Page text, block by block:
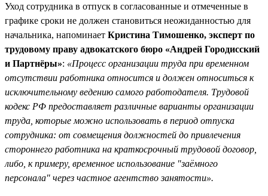
Уход сотрудника в отпуск в согласованные и отмеченные в
графике сроки не должен становиться неожиданностью для
начальника, напоминает Кристина Тимошенко, эксперт по
трудовому праву адвокатского бюро «Андрей Городисский
и Партнёры»: «Процесс организации труда при временном
отсутствии работника относится и должен относиться к
исключительному ведению самого работодателя. Трудовой
кодекс РФ предоставляет различные варианты организации
труда, которые можно использовать в период отпуска
сотрудника: от совмещения должностей до привлечения
стороннего работника на краткосрочный трудовой договор,
либо, к примеру, временное использование "заёмного
персонала" через частное агентство занятости».